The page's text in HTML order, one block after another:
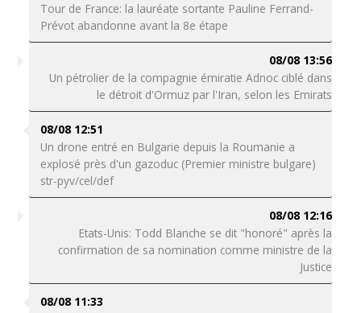
Tour de France: la lauréate sortante Pauline Ferrand-
Prévot abandonne avant la 8e étape
08/08 13:56
Un pétrolier de la compagnie émiratie Adnoc ciblé dans
le détroit d'Ormuz par l'Iran, selon les Emirats
08/08 12:51
Un drone entré en Bulgarie depuis la Roumanie a
explosé près d'un gazoduc (Premier ministre bulgare)
str-pyv/cel/def
08/08 12:16
Etats-Unis: Todd Blanche se dit "honoré" après la
confirmation de sa nomination comme ministre de la
Justice
08/08 11:33